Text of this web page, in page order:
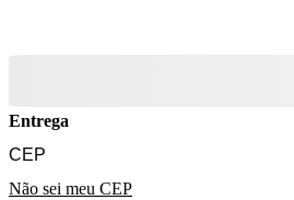
Entrega
Não sei meu CEP